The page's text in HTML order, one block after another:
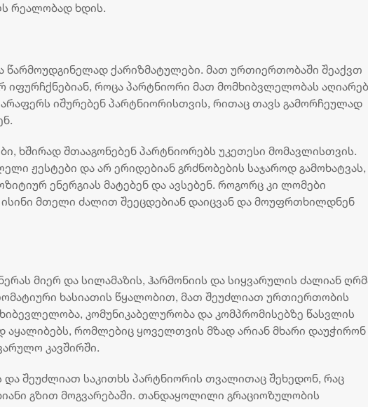
რეალობად ხდის.
წარმოუდგინელად ქარიზმატულები. მათ ურთიერთობაში შეაქვთ
იფურჩქნებიან, როცა პარტნიორი მათ მომხიბვლელობას
იშურებენ პარტნიორისთვის, რითაც თავს გამორჩეულად
ხშირად შთააგონებენ პარტნიორებს უკეთესი მომავლისთვის.
ჟესტები და არ ერიდებიან გრძნობების საჯაროდ გამოხატვას,
ენერგიას მატებენ და ავსებენ. როგორც კი ლომები
მთელი ძალით შეეცდებიან დაიცვან და მოუფრთხილდნენ
მიერ და სილამაზის, ჰარმონიის და სიყვარულის ძალიან
ხასიათის წყალობით, მათ შეუძლიათ ურთიერთობის
კომუნიკაბელურობა და კომპრომისებზე წასვლის
აყალიბებს, რომლებიც ყოველთვის მზად არიან მხარი დაუჭირონ
კავშირში.
და შეუძლიათ საკითხს პარტნიორის თვალითაც შეხედონ, რაც
გზით მოგვარებაში. თანდაყოლილი გრაციოზულობის
18 ივლისი 19:47
მოგება“ - ფრანგული
2 აგვისტო 16:12